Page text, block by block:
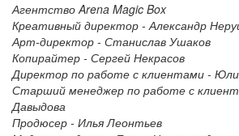
Агентство Arena Magic Box
Креативный директор - Александр
Арт-директор - Станислав Ушаков
Копирайтер - Сергей Некрасов
Директор по работе с клиентами -
Старший менеджер по работе с
Давыдова
Продюсер - Илья Леонтьев